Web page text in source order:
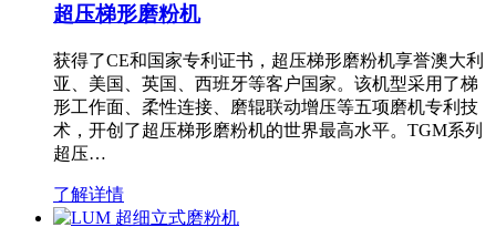
超压梯形磨粉机
获得了CE和国家专利证书，超压梯形磨粉机享誉澳大利
亚、美国、英国、西班牙等客户国家。该机型采用了梯
形工作面、柔性连接、磨辊联动增压等五项磨机专利技
术，开创了超压梯形磨粉机的世界最高水平。TGM系列
超压…
了解详情